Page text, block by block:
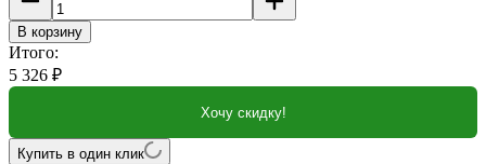
В корзину
Итого:
5 326 ₽
Хочу скидку!
Купить в один клик